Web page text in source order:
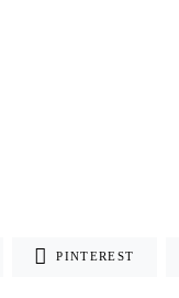
PINTEREST